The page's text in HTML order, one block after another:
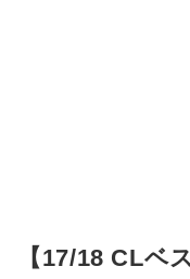
【17/18 CLベ